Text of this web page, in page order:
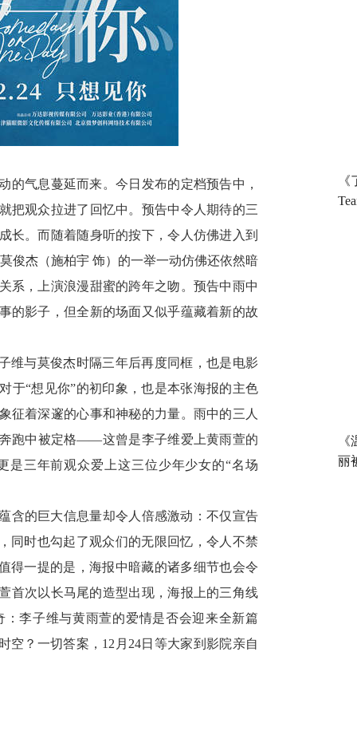
的气息蔓延而来。今日发布的定档预告中 ，
把观众拉进了回忆中 。 预告中令人期待的三
长。而随着随身听的按下，令人仿佛进入到
莫俊杰（施柏宇 饰）的一举一动仿佛还依然暗
系 ， 上演浪漫甜蜜的跨年之吻 。 预告中雨中
的影子 ，但全新的场面又似乎蕴藏着新的故
维与莫俊杰时隔三年后再度同框，也是电影
于“想见你”的初印象，也是本张海报的主色
征着深邃的心事和神秘的力量。雨中的三人
跑中被定格——这曾是李子维爱上黄雨萱的
是三年前观众爱上这三位少年少女的“名场
含的巨大信息量却令人倍感激动：不仅宣告
同时也勾起了观众们的无限回忆，令人不禁
得一提的是，海报中暗藏的诸多细节也会令
次以长马尾的造型出现，海报上的三角线
李子维与黄雨萱的爱情是否会迎来全新篇
空？一切答案， 12 月 24日等大家到影院亲自
丽